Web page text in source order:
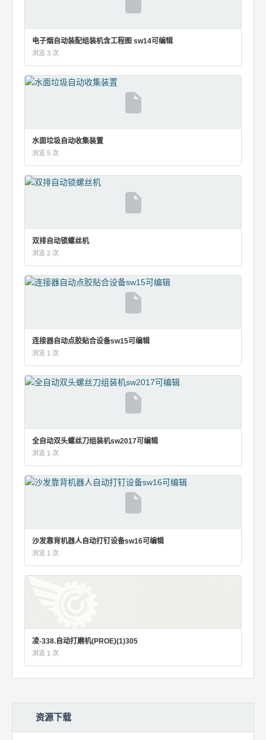
电子烟自动装配组装机含工程图 sw14可编辑
浏览 3 次
水面垃圾自动收集装置
浏览 5 次
双排自动锁螺丝机
浏览 2 次
连接器自动点胶贴合设备sw15可编辑
浏览 1 次
全自动双头螺丝刀组装机sw2017可编辑
浏览 1 次
沙发靠背机器人自动打钉设备sw16可编辑
浏览 1 次
凌-338.自动打磨机(PROE)(1)305
浏览 1 次
资源下载